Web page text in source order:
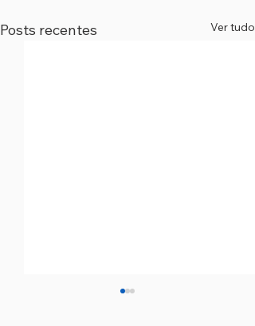
Posts recentes Ver tudo